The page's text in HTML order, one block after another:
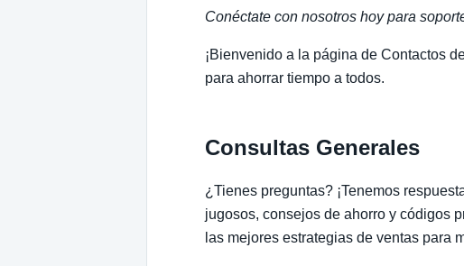
Conéctate con nosotros hoy para
¡Bienvenido a la página de Contactos
para ahorrar tiempo a todos.
Consultas Generales
¿Tienes preguntas? ¡Tenemos
jugosos, consejos de ahorro y códigos
las mejores estrategias de ventas para